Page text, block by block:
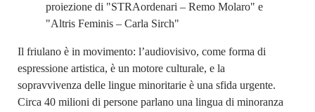
proiezione di "STRAordenari – Remo Molaro" e
"Altris Feminis – Carla Sirch"
Il friulano è in movimento: l’audiovisivo, come forma di
espressione artistica, è un motore culturale, e la
sopravvivenza delle lingue minoritarie è una sfida urgente.
Circa 40 milioni di persone parlano una lingua di minoranza